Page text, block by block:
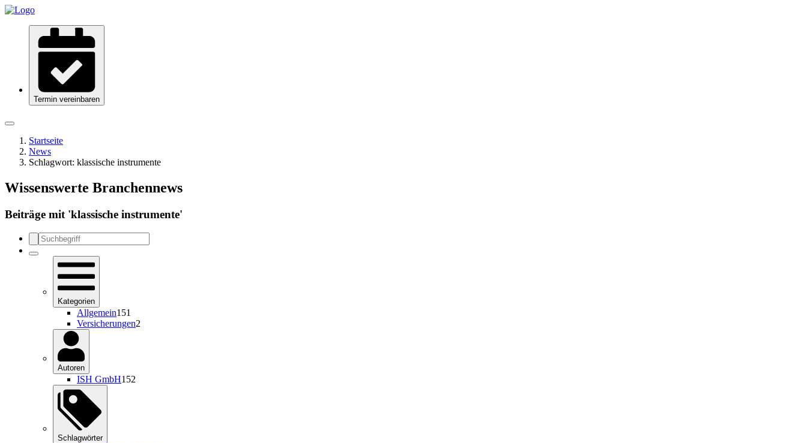
Termin vereinbaren
Startseite
News
Schlagwort: klassische instrumente
Wissenswerte Branchennews
Beiträge mit 'klassische instrumente'
Kategorien
Allgemein151
Versicherungen2
Autoren
ISH GmbH152
Schlagwörter